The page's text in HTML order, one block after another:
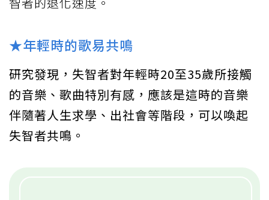
★年輕時的歌易共鳴
研究發現，失智者對年輕時20至35歲所接觸
的音樂、歌曲特別有感，應該是這時的音樂
伴隨著人生求學、出社會等階段，可以喚起
失智者共鳴。